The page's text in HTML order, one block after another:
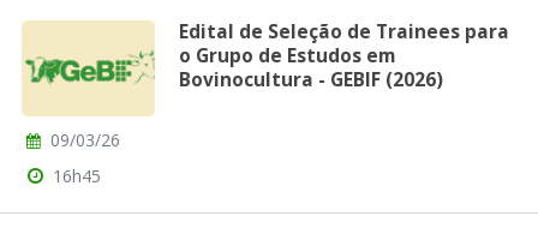
Edital de Seleção de Trainees para
o Grupo de Estudos em
Bovinocultura - GEBIF (2026)
09/03/26
16h45